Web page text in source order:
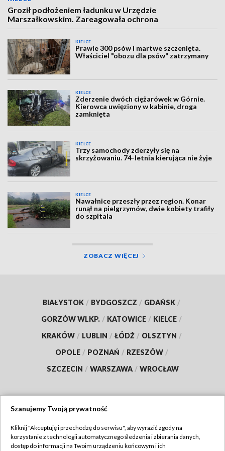
Groził podłożeniem ładunku w Urzędzie
Marszałkowskim. Zareagowała ochrona
KIELCE
Prawie 300 psów i martwe szczenięta.
Właściciel "obozu dla psów" zatrzymany
KIELCE
Zderzenie dwóch ciężarówek w Górnie.
Kierowca uwięziony w kabinie, droga
zamknięta
KIELCE
Trzy samochody zderzyły się na
skrzyżowaniu. 74-letnia kierująca nie żyje
KIELCE
Nawałnice przeszły przez region. Konar
runął na pielgrzymów, dwie kobiety trafiły
do szpitala
ZOBACZ WIĘCEJ
BIAŁYSTOK / BYDGOSZCZ / GDAŃSK /
GORZÓW WLKP. / KATOWICE / KIELCE /
KRAKÓW / LUBLIN / ŁÓDŹ / OLSZTYN /
OPOLE / POZNAŃ / RZESZÓW /
SZCZECIN / WARSZAWA / WROCŁAW
TVP
Szanujemy Twoją prywatność
Kliknij "Akceptuję i przechodzę do serwisu", aby wyrazić zgody na
korzystanie z technologii automatycznego śledzenia i zbierania danych,
dostęp do informacji na Twoim urządzeniu końcowym i ich